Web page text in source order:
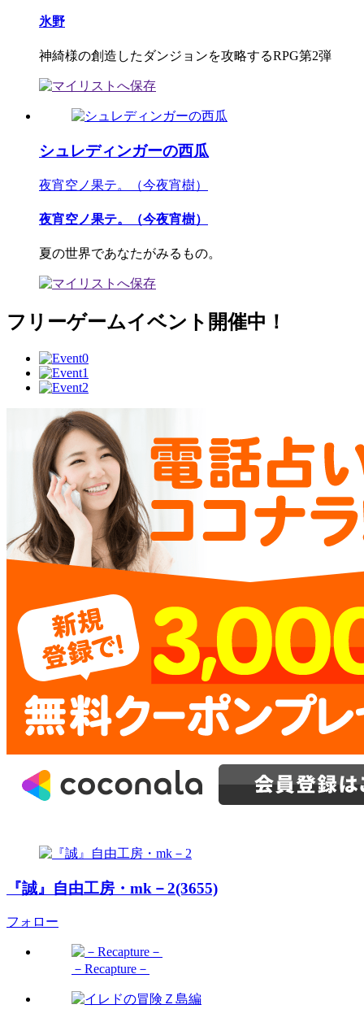
氷野
神綺様の創造したダンジョンを攻略するRPG第2弾
シュレディンガーの西瓜
夜宵空ノ果テ。（今夜宵樹）
夜宵空ノ果テ。（今夜宵樹）
夏の世界であなたがみるもの。
フリーゲームイベント開催中！
『誠』自由工房・mk－2(3655)
フォロー
－Recapture－